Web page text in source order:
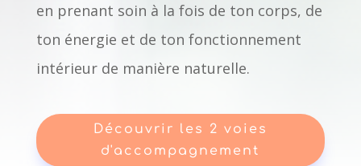
en prenant soin à la fois de ton corps, de
ton énergie et de ton fonctionnement
intérieur de manière naturelle.
Découvrir les 2 voies
d'accompagnement